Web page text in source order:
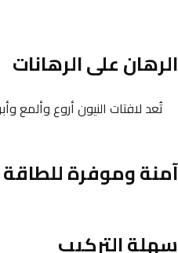
الرهان على الرهانات
تُعد لافتات النيون أروع وألمع
آمنة وموفرة للطاقة
سهلة التركيب